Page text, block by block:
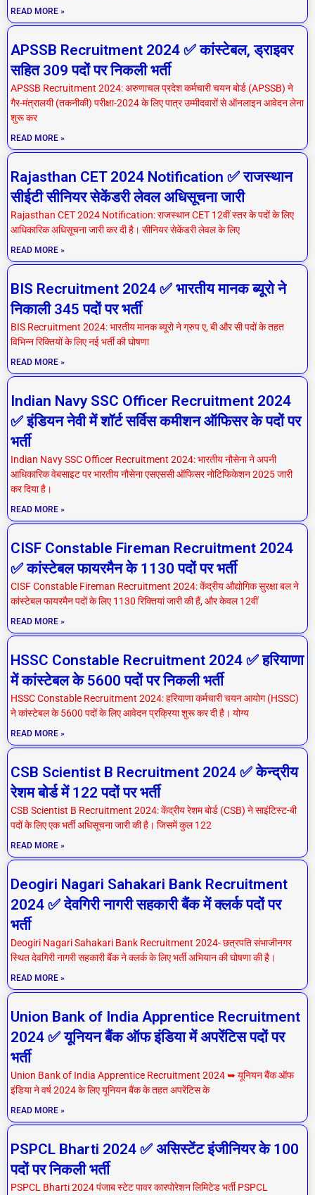
READ MORE »
APSSB Recruitment 2024 ✅ कांस्टेबल, ड्राइवर
सहित 309 पदों पर निकली भर्ती
APSSB Recruitment 2024: अरुणाचल प्रदेश कर्मचारी चयन बोर्ड (APSSB) ने
गैर-मंत्रालयी (तकनीकी) परीक्षा-2024 के लिए पात्र उम्मीदवारों से ऑनलाइन आवेदन लेना
शुरू कर
READ MORE »
Rajasthan CET 2024 Notification ✅ राजस्थान
सीईटी सीनियर सेकेंडरी लेवल अधिसूचना जारी
Rajasthan CET 2024 Notification: राजस्थान CET 12वीं स्तर के पदों के लिए
आधिकारिक अधिसूचना जारी कर दी है। सीनियर सेकेंडरी लेवल के लिए
READ MORE »
BIS Recruitment 2024 ✅ भारतीय मानक ब्यूरो ने
निकाली 345 पदों पर भर्ती
BIS Recruitment 2024: भारतीय मानक ब्यूरो ने ग्रुप ए, बी और सी पदों के तहत
विभिन्न रिक्तियों के लिए नई भर्ती की घोषणा
READ MORE »
Indian Navy SSC Officer Recruitment 2024
✅ इंडियन नेवी में शॉर्ट सर्विस कमीशन ऑफिसर के पदों पर
भर्ती
Indian Navy SSC Officer Recruitment 2024: भारतीय नौसेना ने अपनी
आधिकारिक वेबसाइट पर भारतीय नौसेना एसएससी ऑफिसर नोटिफिकेशन 2025 जारी
कर दिया है।
READ MORE »
CISF Constable Fireman Recruitment 2024
✅ कांस्टेबल फायरमैन के 1130 पदों पर भर्ती
CISF Constable Fireman Recruitment 2024: केंद्रीय औद्योगिक सुरक्षा बल ने
कांस्टेबल फायरमैन पदों के लिए 1130 रिक्तियां जारी की हैं, और केवल 12वीं
READ MORE »
HSSC Constable Recruitment 2024 ✅ हरियाणा
में कांस्टेबल के 5600 पदों पर निकली भर्ती
HSSC Constable Recruitment 2024: हरियाणा कर्मचारी चयन आयोग (HSSC)
ने कांस्टेबल के 5600 पदों के लिए आवेदन प्रक्रिया शुरू कर दी है। योग्य
READ MORE »
CSB Scientist B Recruitment 2024 ✅ केन्द्रीय
रेशम बोर्ड में 122 पदों पर भर्ती
CSB Scientist B Recruitment 2024: केंद्रीय रेशम बोर्ड (CSB) ने साइंटिस्ट-बी
पदों के लिए एक भर्ती अधिसूचना जारी की है। जिसमें कुल 122
READ MORE »
Deogiri Nagari Sahakari Bank Recruitment
2024 ✅ देवगिरी नागरी सहकारी बैंक में क्लर्क पदों पर
भर्ती
Deogiri Nagari Sahakari Bank Recruitment 2024- छत्रपति संभाजीनगर
स्थित देवगिरी नागरी सहकारी बैंक ने क्लर्क के लिए भर्ती अभियान की घोषणा की है।
READ MORE »
Union Bank of India Apprentice Recruitment
2024 ✅ यूनियन बैंक ऑफ इंडिया में अपरेंटिस पदों पर
भर्ती
Union Bank of India Apprentice Recruitment 2024 ➥ यूनियन बैंक ऑफ
इंडिया ने वर्ष 2024 के लिए यूनियन बैंक के तहत अपरेंटिस के
READ MORE »
PSPCL Bharti 2024 ✅ असिस्टेंट इंजीनियर के 100
पदों पर निकली भर्ती
PSPCL Bharti 2024 पंजाब स्टेट पावर कारपोरेशन लिमिटेड भर्ती PSPCL